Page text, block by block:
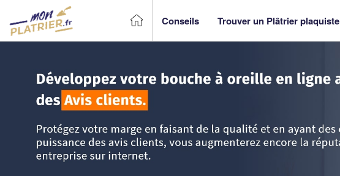
Conseils Trouver un Plâtrier plaquiste